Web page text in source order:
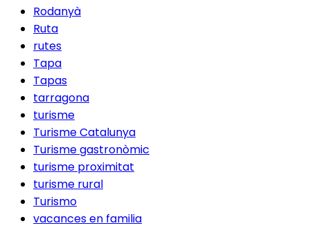
Rodanyà
Ruta
rutes
Tapa
Tapas
tarragona
turisme
Turisme Catalunya
Turisme gastronòmic
turisme proximitat
turisme rural
Turismo
vacances en familia